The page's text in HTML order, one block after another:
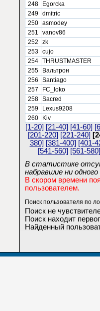
248
Egorcka
249 dmitric
250 asmodey
251
vanov86
252
zk
253 cujo
254 THRUSTMASTER
255
Вальтрон
256
Santiago
257
FC_loko
258 Sacred
259
Lexus9208
260
Kiv
[1-20] [21-40] [41-60]
[201-220] [221-240]
380] [381-400] [401-
[541-560] [561-580]
В статистике
набравшие ни одного
В скором времени
пользователем.
Поиск пользователя по
Поиск не
Поиск находит
Найденный